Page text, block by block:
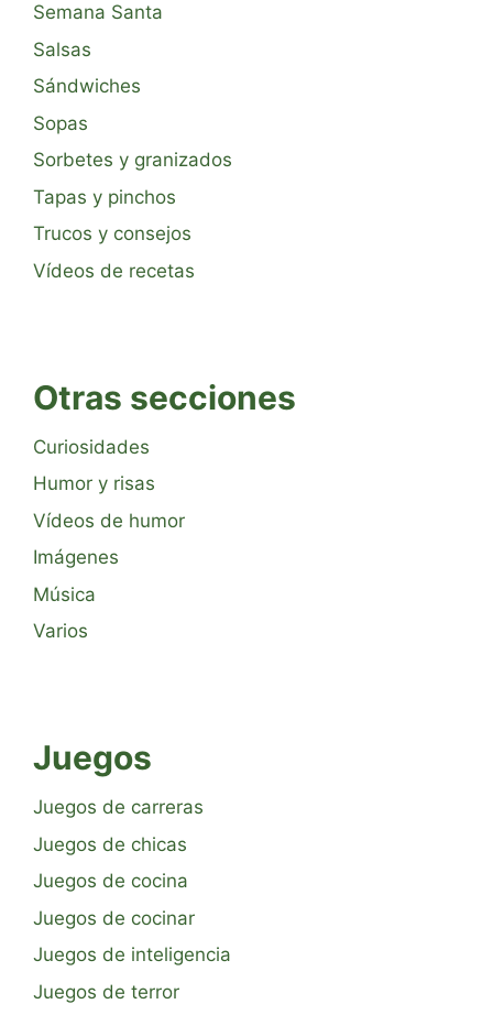
Semana Santa
Salsas
Sándwiches
Sopas
Sorbetes y granizados
Tapas y pinchos
Trucos y consejos
Vídeos de recetas
Otras secciones
Curiosidades
Humor y risas
Vídeos de humor
Imágenes
Música
Varios
Juegos
Juegos de carreras
Juegos de chicas
Juegos de cocina
Juegos de cocinar
Juegos de inteligencia
Juegos de terror